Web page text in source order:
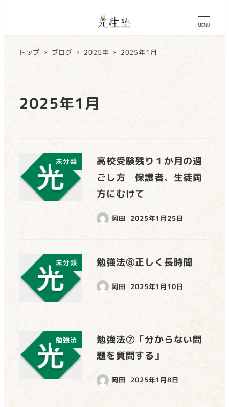
MENU
トップ ブログ 2025年 2025年1月
2025年1月
未分類
高校受験残り１か月の過
ごし方 保護者、生徒両
方にむけて
岡田 2025年1月25日
未分類 勉強法⑧正しく長時間
岡田 2025年1月10日
勉強法
勉強法⑦「分からない問
題を質問する」
岡田 2025年1月8日